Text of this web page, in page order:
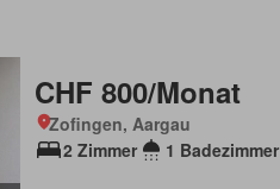
CHF 800/Monat
Zofingen, Aargau
2 Zimmer
1 Badezimmer